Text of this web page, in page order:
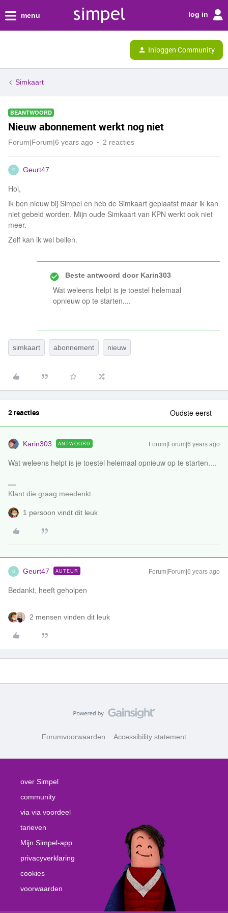
menu log in
Inloggen Community
Simkaart
BEANTWOORD
Nieuw abonnement werkt nog niet
Forum|Forum|6 years ago 2 reacties
G Geurt47
Hoi,
Ik ben nieuw bij Simpel en heb de Simkaart geplaatst maar ik kan
niet gebeld worden. Mijn oude Simkaart van KPN werkt ook niet
meer.
Zelf kan ik wel bellen.
Beste antwoord doorKarin303
Wat weleens helpt is je toestel helemaal
opnieuw op te starten....
simkaart abonnement nieuw
2 reacties Oudste eerst
Karin303 ANTWOORD Forum|Forum|6 years ago
Wat weleens helpt is je toestel helemaal opnieuw op te starten....
Klant die graag meedenkt
1 persoon vindt dit leuk
G Geurt47 AUTEUR Forum|Forum|6 years ago
Bedankt, heeft geholpen
2 mensen vinden dit leuk
Forumvoorwaarden Accessibility statement
over Simpel
community
via via voordeel
tarieven
Mijn Simpel-app
privacyverklaring
cookies
voorwaarden